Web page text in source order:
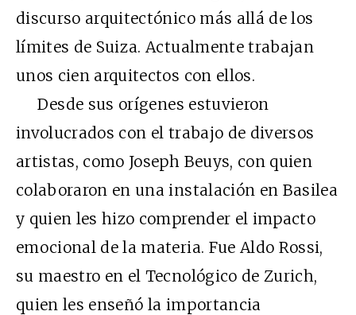
discurso arquitectónico más allá de los
límites de Suiza. Actualmente trabajan
unos cien arquitectos con ellos.
Desde sus orígenes estuvieron
involucrados con el trabajo de diversos
artistas, como Joseph Beuys, con quien
colaboraron en una instalación en Basilea
y quien les hizo comprender el impacto
emocional de la materia. Fue Aldo Rossi,
su maestro en el Tecnológico de Zurich,
quien les enseñó la importancia